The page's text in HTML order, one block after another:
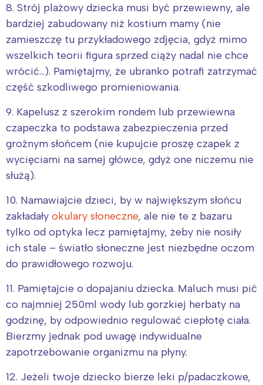
8. Strój plażowy dziecka musi być przewiewny, ale
bardziej zabudowany niż kostium mamy (nie
zamieszczę tu przykładowego zdjęcia, gdyż mimo
wszelkich teorii figura sprzed ciąży nadal nie chce
wrócić…). Pamiętajmy, że ubranko potrafi zatrzymać
część szkodliwego promieniowania.
9. Kapelusz z szerokim rondem lub przewiewna
czapeczka to podstawa zabezpieczenia przed
groźnym słońcem (nie kupujcie proszę czapek z
wycięciami na samej główce, gdyż one niczemu nie
służą).
10. Namawiajcie dzieci, by w największym słońcu
zakładały okulary słoneczne, ale nie te z bazaru
tylko od optyka lecz pamiętajmy, żeby nie nosiły
ich stale – światło słoneczne jest niezbędne oczom
do prawidłowego rozwoju.
11. Pamiętajcie o dopajaniu dziecka. Maluch musi pić
co najmniej 250ml wody lub gorzkiej herbaty na
godzinę, by odpowiednio regulować ciepłotę ciała.
Bierzmy jednak pod uwagę indywidualne
zapotrzebowanie organizmu na płyny.
12. Jeżeli twoje dziecko bierze leki p/padaczkowe,
Interesują mnie wydarzenia z
tego regionu:
Warszawa
Łódź
Trójmiasto
Poznań
Wrocław
Kraków
Południe
Północ
Wszystkie
Wybieram